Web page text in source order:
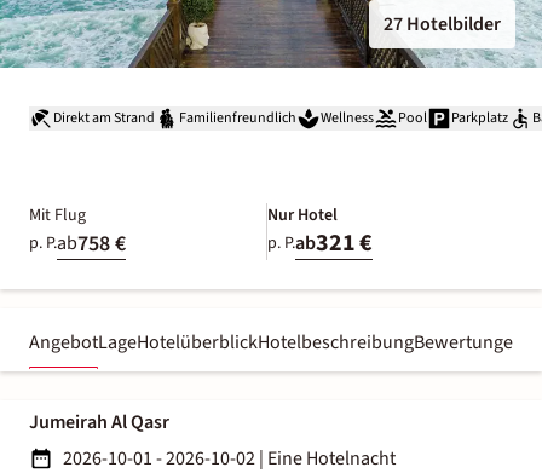
27 Hotelbilder
Direkt am Strand Familienfreundlich Wellness Pool Parkplatz
Mit Flug
p. P.ab758 €
Nur Hotel
p. P.ab321 €
AngebotLageHotelüberblickHotelbeschreibungBewertungen
Jumeirah Al Qasr
2026-10-01 - 2026-10-02| Eine Hotelnacht